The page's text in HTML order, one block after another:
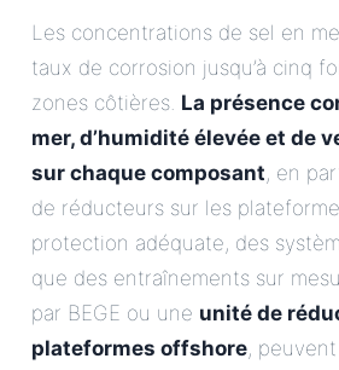
Les concentrations de sel en
taux de corrosion jusqu’à cinq
zones côtières. La présence
mer, d’humidité élevée et de
sur chaque composant, en
de réducteurs sur les
protection adéquate, des
que des entraînements sur
par BEGE ou une unité de
plateformes offshore,